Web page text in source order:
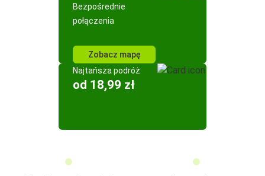
Bezpośrednie
połączenia
Zobacz mapę
Najtańsza podróż
od 18,99 zł